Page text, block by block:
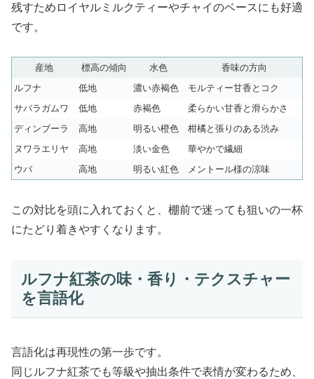
残すためロイヤルミルクティーやチャイのベースにも好適
です。
産地 標高の傾向 水色
香味の方向
ルフナ
低地 濃い赤褐色
モルティー甘香とコク
サバラガムワ
低地 赤褐色
柔らかい甘香と滑らかさ
ディンブーラ
高地 明るい橙色
柑橘と張りのある渋み
ヌワラエリヤ
高地 淡い金色
華やかで繊細
ウバ
高地 明るい紅色 メントール様の涼味
この対比を頭に入れておくと、棚前で迷っても狙いの一杯
にたどり着きやすくなります。
ルフナ紅茶の味・香り・テクスチャー
を言語化
言語化は再現性の第一歩です。
同じルフナ紅茶でも等級や抽出条件で表情が変わるため、